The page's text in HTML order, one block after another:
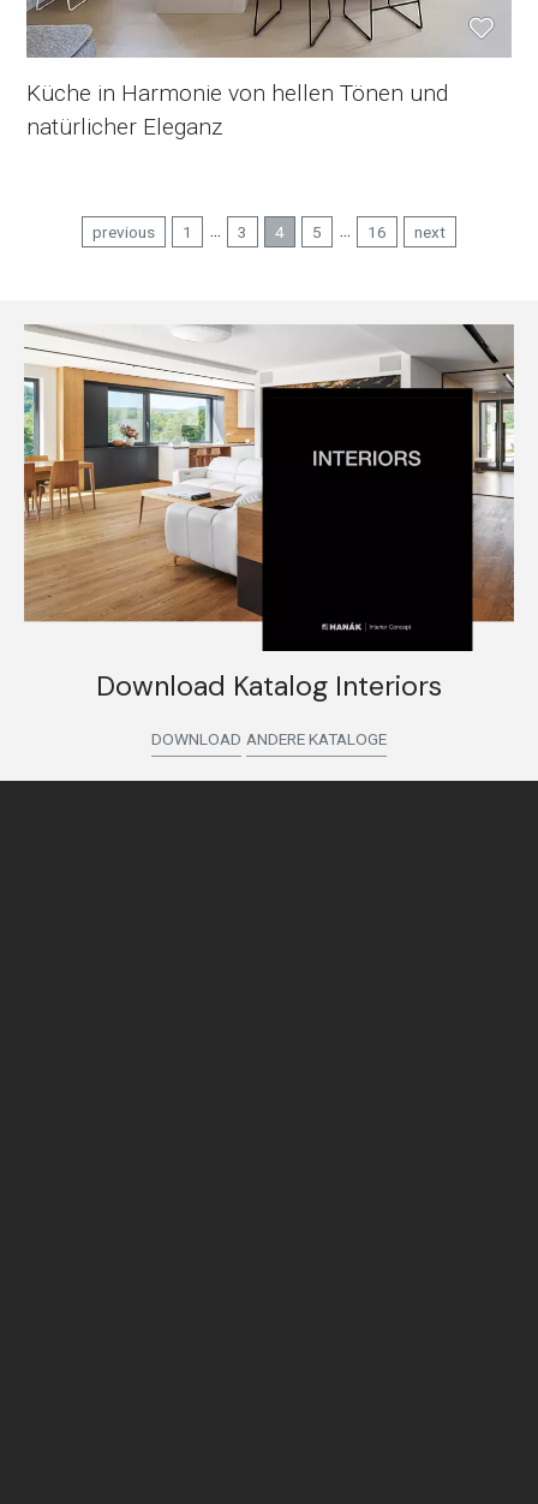
Küche in Harmonie von hellen Tönen und
natürlicher Eleganz
previous 1 ... 3 4 5 ... 16 next
Download Katalog Interiors
DOWNLOAD ANDERE KATALOGE